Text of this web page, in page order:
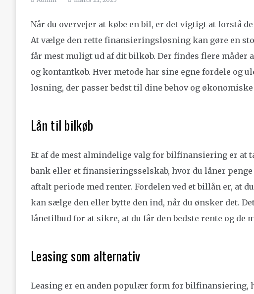
Når du overvejer at købe en bil, er det vigtigt at forstå
At vælge den rette finansieringsløsning kan gøre en
får mest muligt ud af dit bilkøb. Der findes flere måder
og kontantkøb. Hver metode har sine egne fordele og
løsning, der passer bedst til dine behov og
Lån til bilkøb
Et af de mest almindelige valg for bilfinansiering er at
bank eller et finansieringsselskab, hvor du låner
aftalt periode med renter. Fordelen ved et billån er, at
kan sælge den eller bytte den ind, når du ønsker det.
lånetilbud for at sikre, at du får den bedste rente og de
Leasing som alternativ
Leasing er en anden populær form for bilfinansiering,